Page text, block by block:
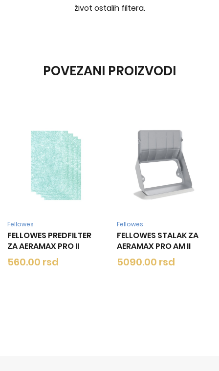
život ostalih filtera.
POVEZANI PROIZVODI
ZA
II
PREČIŠĆIVAČ FELLOWES
AERAMAX PRO AM II-
pokriva do 30m2
FELLOWES
AERAMAX AM II
HYBRID
50MM